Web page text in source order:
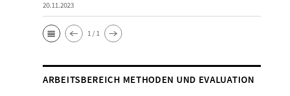
20.11.2023
1 / 1
ARBEITSBEREICH METHODEN UND EVALUATION